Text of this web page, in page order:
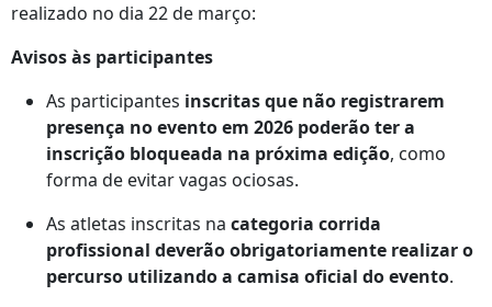
realizado no dia 22 de março:
Avisos às participantes
As participantes inscritas que não registrarem
presença no evento em 2026 poderão ter a
inscrição bloqueada na próxima edição, como
forma de evitar vagas ociosas.
As atletas inscritas na categoria corrida
profissional deverão obrigatoriamente realizar o
percurso utilizando a camisa oficial do evento.